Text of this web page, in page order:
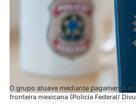
O grupo atuava mediante pagamento e
fronteira mexicana (Polícia Federal/